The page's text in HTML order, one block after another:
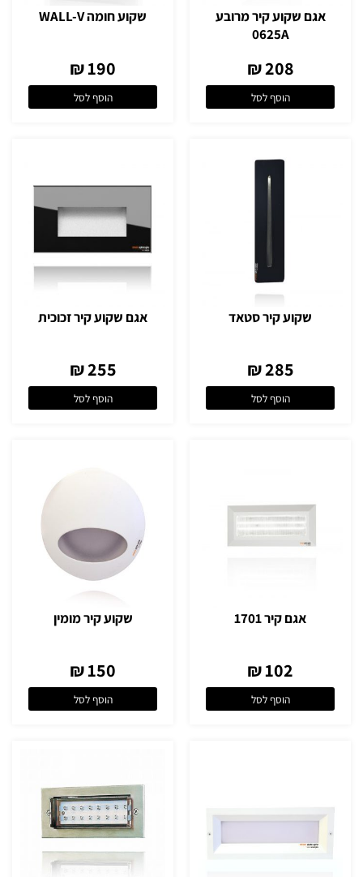
אגם שקוע קיר מרובע
0625A
208 ₪
הוסף לסל
שקוע חומה WALL-V
190 ₪
הוסף לסל
שקוע קיר סטאד
285 ₪
הוסף לסל
אגם שקוע קיר זכוכית
255 ₪
הוסף לסל
אגם קיר 1701
102 ₪
הוסף לסל
שקוע קיר מומין
150 ₪
הוסף לסל